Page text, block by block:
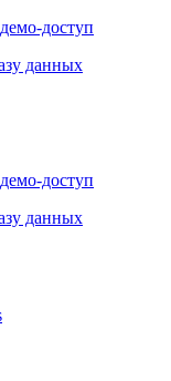
демо-доступ
данных
демо-доступ
данных